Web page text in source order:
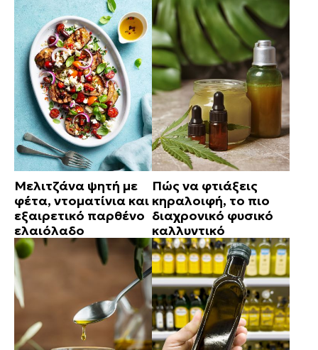
Μελιτζάνα ψητή με
φέτα, ντοματίνια και
εξαιρετικό παρθένο
ελαιόλαδο
Πώς να φτιάξεις
κηραλοιφή, το πιο
διαχρονικό φυσικό
καλλυντικό